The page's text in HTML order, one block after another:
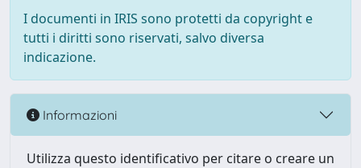
I documenti in IRIS sono protetti da copyright e
tutti i diritti sono riservati, salvo diversa
indicazione.
Informazioni
Utilizza questo identificativo per citare o creare un